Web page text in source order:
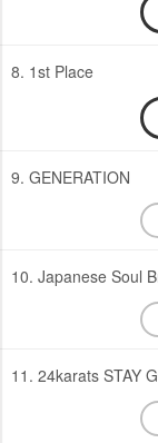
8. 1st Place
9. GENERATION
10. Japanese Soul
11. 24karats STAY